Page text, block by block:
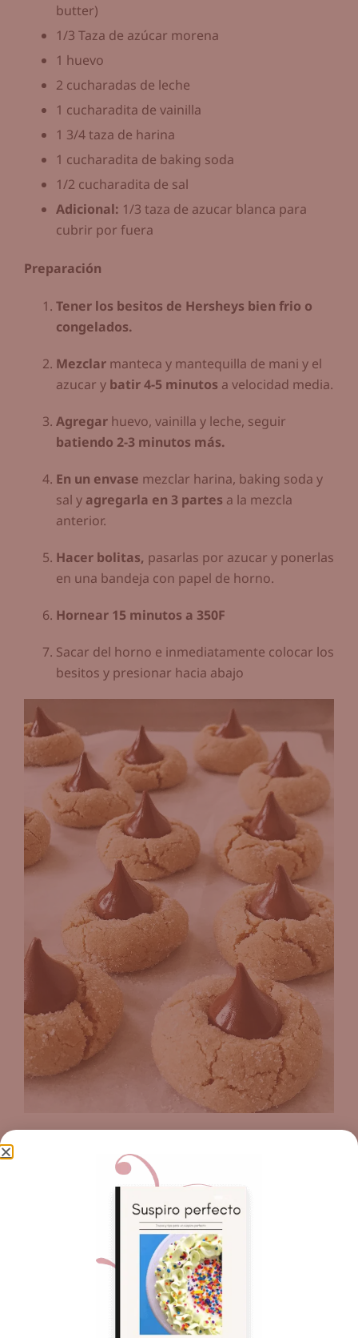
butter)
1/3 Taza de azúcar morena
1 huevo
2 cucharadas de leche
1 cucharadita de vainilla
1 3/4 taza de harina
1 cucharadita de baking soda
1/2 cucharadita de sal
Adicional: 1/3 taza de azucar blanca para
cubrir por fuera
Preparación
Tener los besitos de Hersheys bien frio o
congelados.
Mezclar manteca y mantequilla de mani y el
azucar y batir 4-5 minutos a velocidad media.
Agregar huevo, vainilla y leche, seguir
batiendo 2-3 minutos más.
En un envase mezclar harina, baking soda y
sal y agregarla en 3 partes a la mezcla
anterior.
Hacer bolitas, pasarlas por azucar y ponerlas
en una bandeja con papel de horno.
Hornear 15 minutos a 350F
Sacar del horno e inmediatamente colocar los
besitos y presionar hacia abajo
¡Haz clic para puntuar esta entrada!
(Votos:0Promedio: